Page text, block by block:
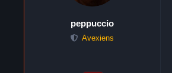
peppuccio
Avexiens